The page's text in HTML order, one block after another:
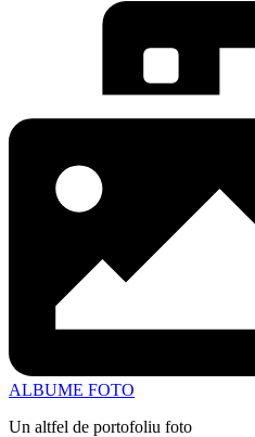
ALBUME FOTO
Un altfel de portofoliu foto